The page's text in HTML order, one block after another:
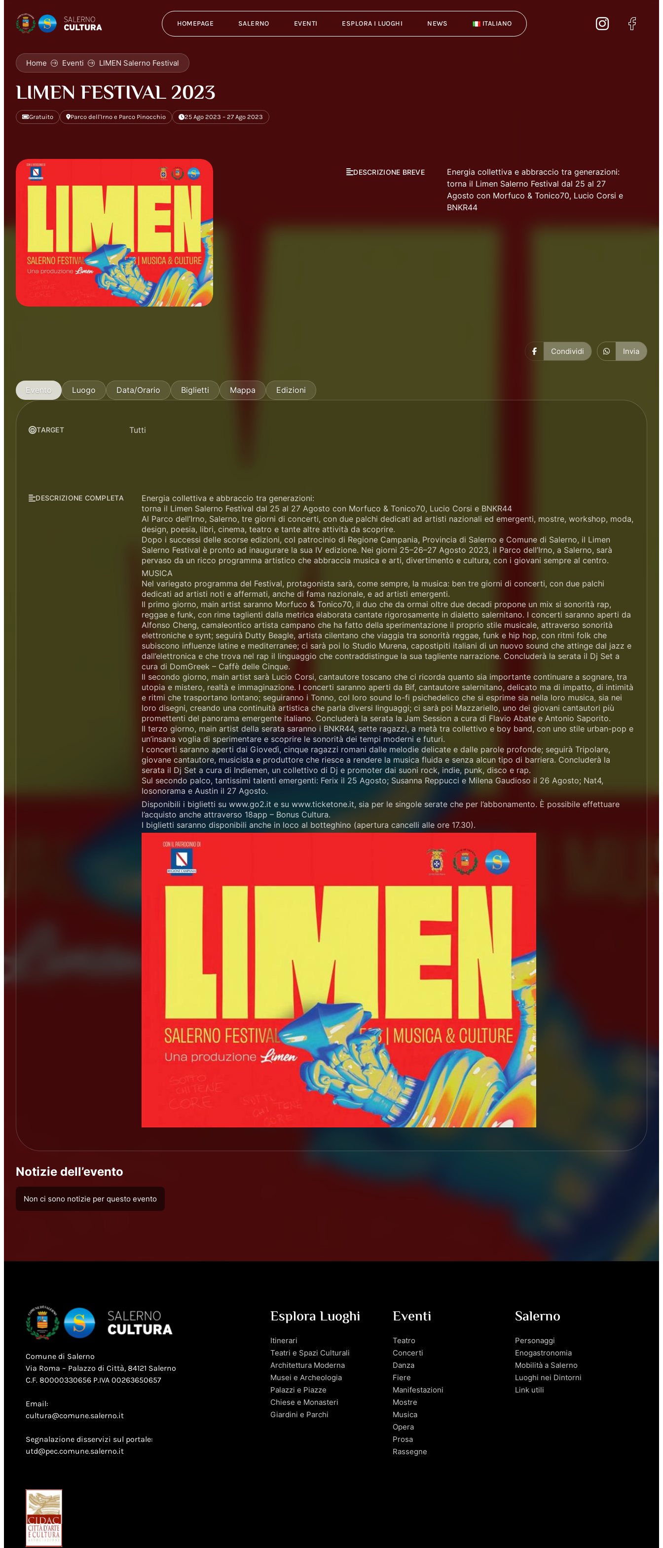
HOMEPAGE SALERNO EVENTI ESPLORA I LUOGHI NEWS ITALIANO
Home Eventi LIMEN Salerno Festival
LIMEN FESTIVAL 2023
Gratuito Parco dell'Irno e Parco Pinocchio 25 Ago 2023 – 27 Ago 2023
DESCRIZIONE BREVE
Energia collettiva e abbraccio tra generazioni:
torna il Limen Salerno Festival dal 25 al 27
Agosto con Morfuco & Tonico70, Lucio Corsi e
BNKR44
Condividi Invia
Evento Luogo Data/Orario Biglietti Mappa Edizioni
TARGET Tutti
DESCRIZIONE COMPLETA
Energia collettiva e abbraccio tra generazioni:
torna il Limen Salerno Festival dal 25 al 27 Agosto con Morfuco & Tonico70, Lucio Corsi e BNKR44
Al Parco dell’Irno, Salerno, tre giorni di concerti, con due palchi dedicati ad artisti nazionali ed emergenti, mostre, workshop, moda,
design, poesia, libri, cinema, teatro e tante altre attività da scoprire.
Dopo i successi delle scorse edizioni, col patrocinio di Regione Campania, Provincia di Salerno e Comune di Salerno, il Limen
Salerno Festival è pronto ad inaugurare la sua IV edizione. Nei giorni 25–26–27 Agosto 2023, il Parco dell’Irno, a Salerno, sarà
pervaso da un ricco programma artistico che abbraccia musica e arti, divertimento e cultura, con i giovani sempre al centro.
MUSICA
Nel variegato programma del Festival, protagonista sarà, come sempre, la musica: ben tre giorni di concerti, con due palchi
dedicati ad artisti noti e affermati, anche di fama nazionale, e ad artisti emergenti.
Il primo giorno, main artist saranno Morfuco & Tonico70, il duo che da ormai oltre due decadi propone un mix si sonorità rap,
reggae e funk, con rime taglienti dalla metrica elaborata cantate rigorosamente in dialetto salernitano. I concerti saranno aperti da
Alfonso Cheng, camaleontico artista campano che ha fatto della sperimentazione il proprio stile musicale, attraverso sonorità
elettroniche e synt; seguirà Dutty Beagle, artista cilentano che viaggia tra sonorità reggae, funk e hip hop, con ritmi folk che
subiscono influenze latine e mediterranee; ci sarà poi lo Studio Murena, capostipiti italiani di un nuovo sound che attinge dal jazz e
dall’elettronica e che trova nel rap il linguaggio che contraddistingue la sua tagliente narrazione. Concluderà la serata il Dj Set a
cura di DomGreek – Caffè delle Cinque.
Il secondo giorno, main artist sarà Lucio Corsi, cantautore toscano che ci ricorda quanto sia importante continuare a sognare, tra
utopia e mistero, realtà e immaginazione. I concerti saranno aperti da Bif, cantautore salernitano, delicato ma di impatto, di intimità
e ritmi che trasportano lontano; seguiranno i Tonno, col loro sound lo-fi psichedelico che si esprime sia nella loro musica, sia nei
loro disegni, creando una continuità artistica che parla diversi linguaggi; ci sarà poi Mazzariello, uno dei giovani cantautori più
promettenti del panorama emergente italiano. Concluderà la serata la Jam Session a cura di Flavio Abate e Antonio Saporito.
Il terzo giorno, main artist della serata saranno i BNKR44, sette ragazzi, a metà tra collettivo e boy band, con uno stile urban-pop e
un’insana voglia di sperimentare e scoprire le sonorità dei tempi moderni e futuri.
I concerti saranno aperti dai Giovedì, cinque ragazzi romani dalle melodie delicate e dalle parole profonde; seguirà Tripolare,
giovane cantautore, musicista e produttore che riesce a rendere la musica fluida e senza alcun tipo di barriera. Concluderà la
serata il Dj Set a cura di Indiemen, un collettivo di Dj e promoter dai suoni rock, indie, punk, disco e rap.
Sul secondo palco, tantissimi talenti emergenti: Ferix il 25 Agosto; Susanna Reppucci e Milena Gaudioso il 26 Agosto; Nat4,
Iosonorama e Austin il 27 Agosto.
Disponibili i biglietti su www.go2.it e su www.ticketone.it, sia per le singole serate che per l’abbonamento. È possibile effettuare
l’acquisto anche attraverso 18app – Bonus Cultura.
I biglietti saranno disponibili anche in loco al botteghino (apertura cancelli alle ore 17.30).
Notizie dell’evento
Non ci sono notizie per questo evento
Comune di Salerno
Via Roma – Palazzo di Città, 84121 Salerno
C.F. 80000330656 P.IVA 00263650657
Email:
cultura@comune.salerno.it
Segnalazione disservizi sul portale:
utd@pec.comune.salerno.it
Esplora Luoghi
Itinerari
Teatri e Spazi Culturali
Architettura Moderna
Musei e Archeologia
Palazzi e Piazze
Chiese e Monasteri
Giardini e Parchi
Eventi
Teatro
Concerti
Danza
Fiere
Manifestazioni
Mostre
Musica
Opera
Prosa
Rassegne
Salerno
Personaggi
Enogastronomia
Mobilità a Salerno
Luoghi nei Dintorni
Link utili